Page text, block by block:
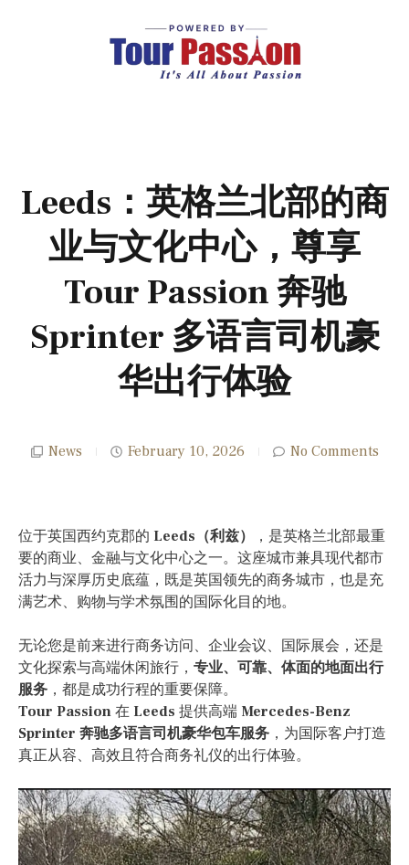
Leeds：英格兰北部的商
业与文化中心，尊享
Tour Passion 奔驰
Sprinter 多语言司机豪
华出行体验
News February 10, 2026 No Comments
位于英国西约克郡的 Leeds（利兹）
，是英格兰北部最重
要的商业、金融与文化中心之一。这座城市兼具现代都市
活力与深厚历史底蕴，既是英国领先的商务城市，也是充
满艺术、购物与学术氛围的国际化目的地。
无论您是前来进行商务访问、企业会议、国际展会，还是
文化探索与高端休闲旅行， 专业、可靠、体面的地面出行
服务 ，都是成功行程的重要保障。
Tour Passion 在 Leeds 提供高端 Mercedes-Benz
Sprinter 奔驰多语言司机豪华包车服务 ，为国际客户打造
真正从容、高效且符合商务礼仪的出行体验。